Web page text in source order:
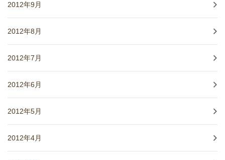
2012年9月
2012年8月
2012年7月
2012年6月
2012年5月
2012年4月